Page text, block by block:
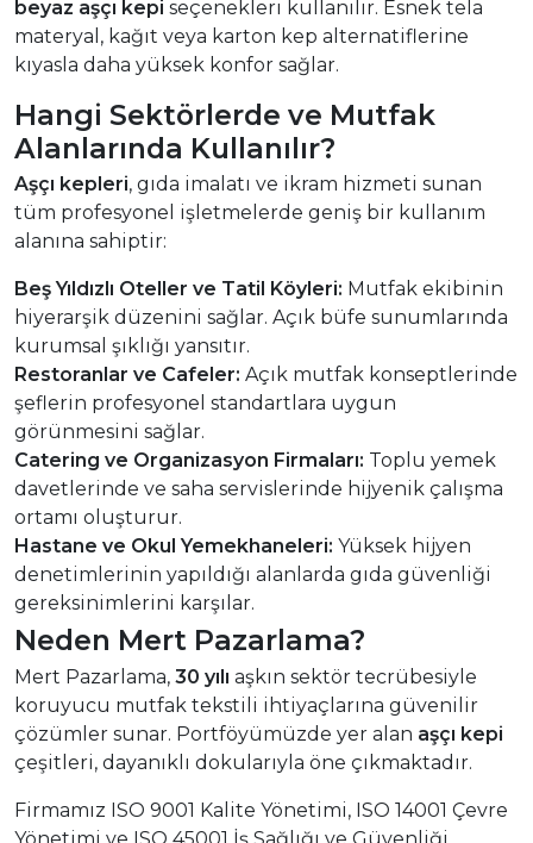
beyaz aşçı kepi seçenekleri kullanılır. Esnek tela
materyal, kağıt veya karton kep alternatiflerine
kıyasla daha yüksek konfor sağlar.
Hangi Sektörlerde ve Mutfak
Alanlarında Kullanılır?
Aşçı kepleri, gıda imalatı ve ikram hizmeti sunan
tüm profesyonel işletmelerde geniş bir kullanım
alanına sahiptir:
Beş Yıldızlı Oteller ve Tatil Köyleri: Mutfak ekibinin
hiyerarşik düzenini sağlar. Açık büfe sunumlarında
kurumsal şıklığı yansıtır.
Restoranlar ve Cafeler: Açık mutfak konseptlerinde
şeflerin profesyonel standartlara uygun
görünmesini sağlar.
Catering ve Organizasyon Firmaları: Toplu yemek
davetlerinde ve saha servislerinde hijyenik çalışma
ortamı oluşturur.
Hastane ve Okul Yemekhaneleri: Yüksek hijyen
denetimlerinin yapıldığı alanlarda gıda güvenliği
gereksinimlerini karşılar.
Neden Mert Pazarlama?
Mert Pazarlama, 30 yılı aşkın sektör tecrübesiyle
koruyucu mutfak tekstili ihtiyaçlarına güvenilir
çözümler sunar. Portföyümüzde yer alan aşçı kepi
çeşitleri, dayanıklı dokularıyla öne çıkmaktadır.
Firmamız ISO 9001 Kalite Yönetimi, ISO 14001 Çevre